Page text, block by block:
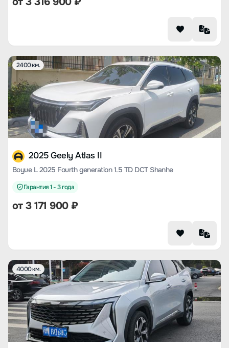
2400 км.
2025 Geely Atlas II
Boyue L 2025 Fourth generation 1.5 TD DCT Shanhe
Гарантия 1 - 3 года
от3 171 900₽
4000 км.